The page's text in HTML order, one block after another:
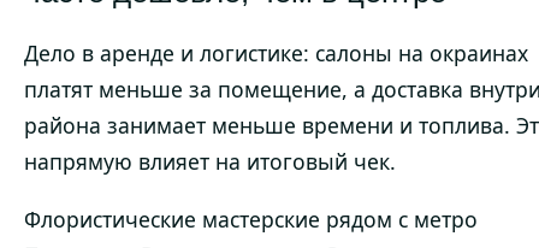
Дело в аренде и логистике: салоны на окраинах
платят меньше за помещение, а доставка
района занимает меньше времени и топлива.
напрямую влияет на итоговый чек.
Флористические мастерские рядом с метро